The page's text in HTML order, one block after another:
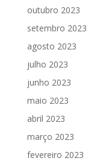
outubro 2023
setembro 2023
agosto 2023
julho 2023
junho 2023
maio 2023
abril 2023
março 2023
fevereiro 2023